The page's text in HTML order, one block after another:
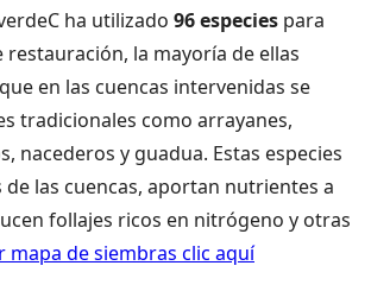
ha utilizado 96 especies para
restauración, la mayoría de ellas
en las cuencas intervenidas se
tradicionales como arrayanes,
nacederos y guadua. Estas especies
las cuencas, aportan nutrientes a
follajes ricos en nitrógeno y otras
mapa de siembras clic aquí